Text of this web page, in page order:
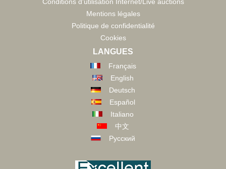
Conditions d'utilisation Internet/Live auctions
Mentions légales
Politique de confidentialité
Cookies
LANGUES
Français
English
Deutsch
Español
Italiano
中文
Русский